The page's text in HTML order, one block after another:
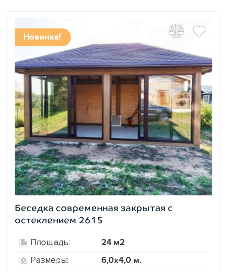
Новинка!
Беседка современная закрытая с
остеклением 2615
Площадь: 24 м2
Размеры: 6,0х4,0 м.